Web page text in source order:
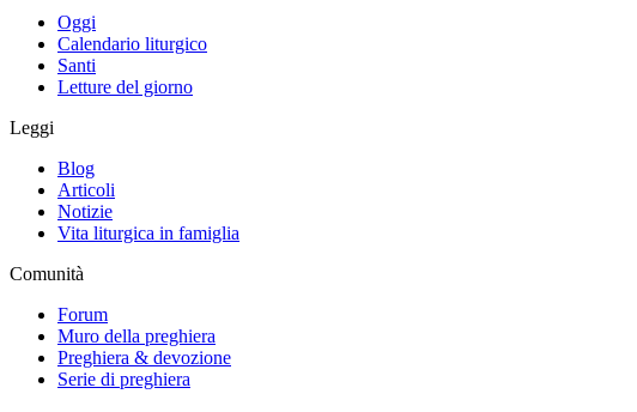
Oggi
Calendario liturgico
Santi
Letture del giorno
Leggi
Blog
Articoli
Notizie
Vita liturgica in famiglia
Comunità
Forum
Muro della preghiera
Preghiera & devozione
Serie di preghiera